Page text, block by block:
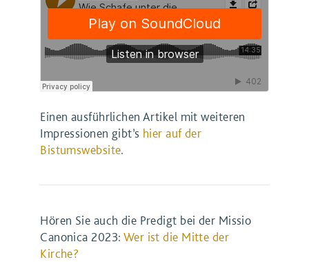
Einen ausführlichen Artikel mit weiteren
Impressionen gibt’s hier auf der
Bistumswebsite.
Hören Sie auch die Predigt bei der Missio
Canonica 2023: Wer ist die Mitte der
Kirche?